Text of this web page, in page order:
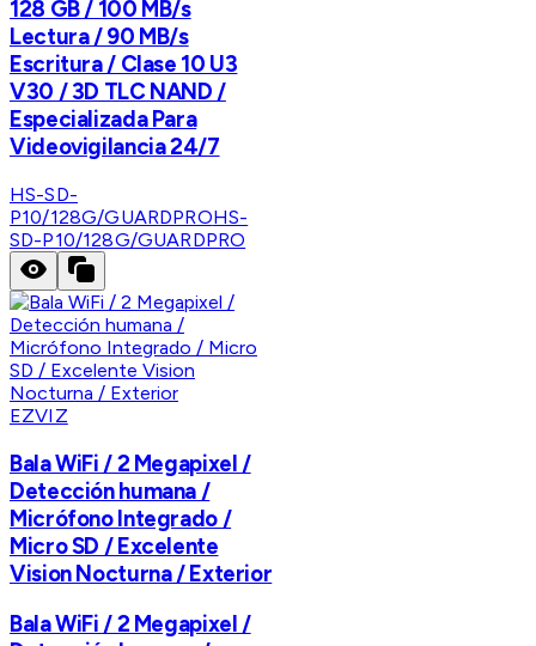
128 GB / 100 MB/s
Lectura / 90 MB/s
Escritura / Clase 10 U3
V30 / 3D TLC NAND /
Especializada Para
Videovigilancia 24/7
HS-SD-
P10/128G/GUARDPROHS-
SD-P10/128G/GUARDPRO
EZVIZ
Bala WiFi / 2 Megapixel /
Detección humana /
Micrófono Integrado /
Micro SD / Excelente
Vision Nocturna / Exterior
Bala WiFi / 2 Megapixel /